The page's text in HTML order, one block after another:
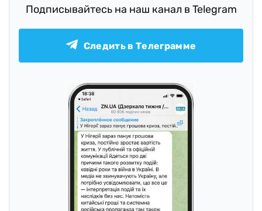
Подписывайтесь на наш канал в Telegram
Следить в Телеграмме